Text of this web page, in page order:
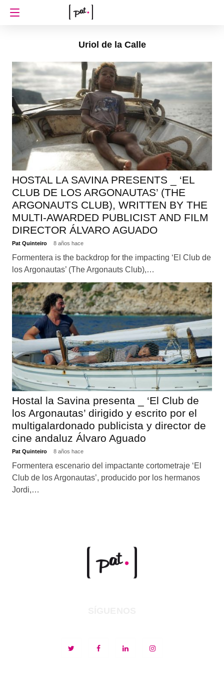
Uriol de la Calle
HOSTAL LA SAVINA PRESENTS _ ‘EL
CLUB DE LOS ARGONAUTAS’ (THE
ARGONAUTS CLUB), WRITTEN BY THE
MULTI-AWARDED PUBLICIST AND FILM
DIRECTOR ÁLVARO AGUADO
Pat Quinteiro 8 años hace
Formentera is the backdrop for the impacting ‘El Club de
los Argonautas’ (The Argonauts Club),…
Hostal la Savina presenta _ ‘El Club de
los Argonautas’ dirigido y escrito por el
multigalardonado publicista y director de
cine andaluz Álvaro Aguado
Pat Quinteiro 8 años hace
Formentera escenario del impactante cortometraje ‘El
Club de los Argonautas’, producido por los hermanos
Jordi,…